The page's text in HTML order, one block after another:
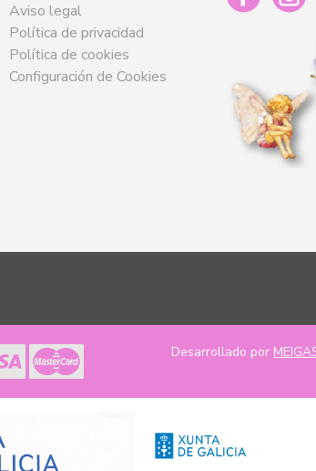
Aviso legal
Política de privacidad
Política de cookies
Configuración de Cookies
Desarrollado por